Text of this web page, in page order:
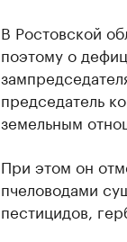
В Ростовской
поэтому о
председатель
земельным
При этом он
пчеловодами
пестицидов,